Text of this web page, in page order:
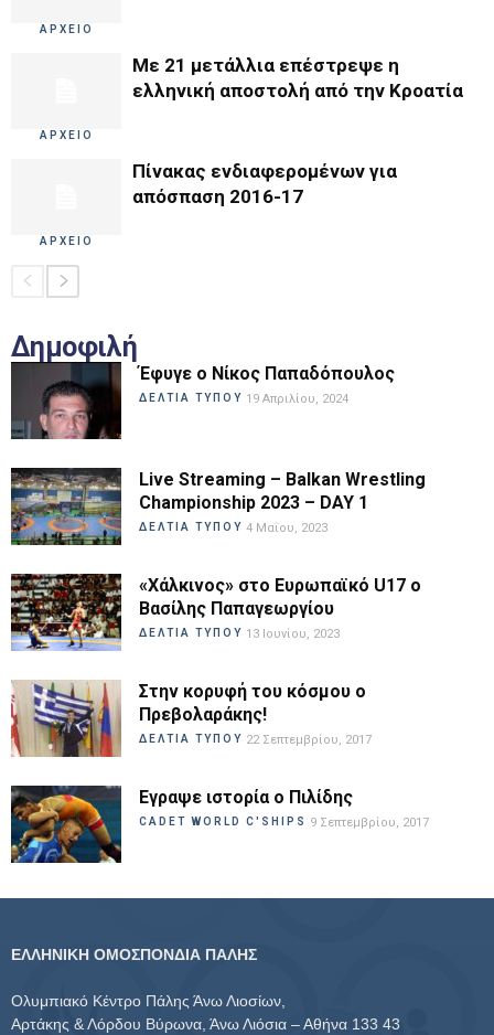
ΑΡΧΕΙΟ
ΑΡΧΕΙΟ
Με 21 μετάλλια επέστρεψε η
ελληνική αποστολή από την Κροατία
ΑΡΧΕΙΟ
Πίνακας ενδιαφερομένων για
απόσπαση 2016-17
Δημοφιλή
Έφυγε ο Νίκος Παπαδόπουλος
ΔΕΛΤΙΑ ΤΥΠΟΥ 19 Απριλίου, 2024
Live Streaming – Balkan Wrestling
Championship 2023 – DAY 1
ΔΕΛΤΙΑ ΤΥΠΟΥ 4 Μαΐου, 2023
«Χάλκινος» στο Ευρωπαϊκό U17 ο
Βασίλης Παπαγεωργίου
ΔΕΛΤΙΑ ΤΥΠΟΥ 13 Ιουνίου, 2023
Στην κορυφή του κόσμου ο
Πρεβολαράκης!
ΔΕΛΤΙΑ ΤΥΠΟΥ 22 Σεπτεμβρίου, 2017
Εγραψε ιστορία ο Πιλίδης
CADET WORLD C'SHIPS 9 Σεπτεμβρίου, 2017
ΕΛΛΗΝΙΚΗ ΟΜΟΣΠΟΝΔΙΑ ΠΑΛΗΣ
Ολυμπιακό Κέντρο Πάλης Άνω Λιοσίων,
Αρτάκης & Λόρδου Βύρωνα, Άνω Λιόσια – Αθήνα 133 43